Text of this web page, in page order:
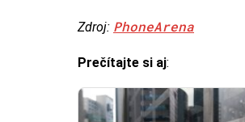
Zdroj: PhoneArena
Prečítajte si aj: